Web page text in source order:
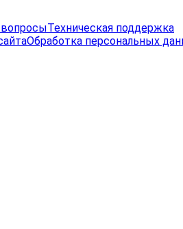
вопросыТехническая поддержка
Обработка персональных